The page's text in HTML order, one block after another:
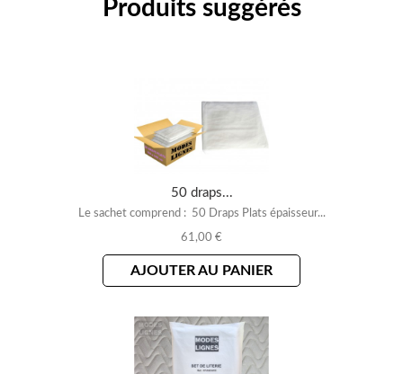
Produits suggérés
50 draps...
Le sachet comprend : 50 Draps Plats épaisseur...
61,00 €
AJOUTER AU PANIER